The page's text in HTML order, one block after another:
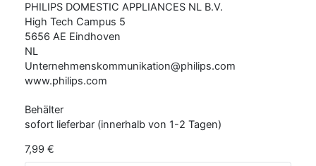
PHILIPS DOMESTIC APPLIANCES NL B.V.
High Tech Campus 5
5656 AE Eindhoven
NL
Unternehmenskommunikation@philips.com
www.philips.com
Behälter
sofort lieferbar (innerhalb von 1-2 Tagen)
7,99 €